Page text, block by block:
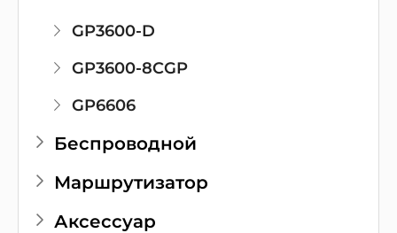
GP3600-D
GP3600-8CGP
GP6606
Беспроводной
Маршрутизатор
Аксессуар